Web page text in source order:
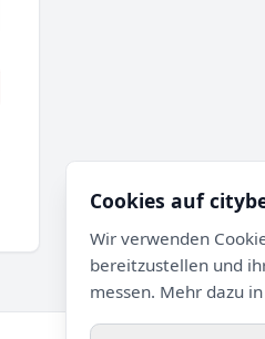
Cookies auf
Wir verwenden
bereitzustellen und
messen. Mehr dazu